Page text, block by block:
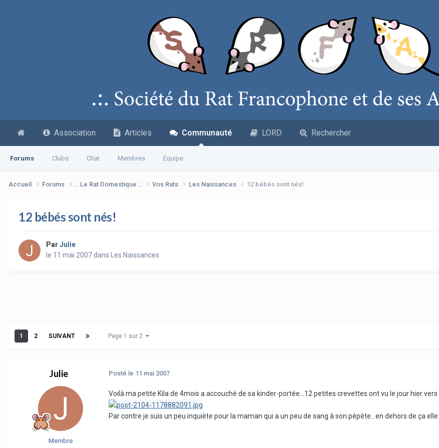
Association Articles Communauté
Forums Clubs Chat Membres Équipe
LORD Rechercher
Accueil Forums .: Le Rat Domestique :. Vos Rats Les Naissances 12 bébés sont nés!
12 bébés sont nés!
Par Julie
le 11 mai 2007dans Les Naissances
1 2 SUIVANT Page 1 sur 2
Julie
Membre
Posté le 11 mai 2007
Voilà ma petite Kila de 4mois a accouché de sa kinder-portée...12 petites crevettes ont vu le jour hier
Par contre je suis un peu inquiète pour la maman qui a un peu de sang à son pèpète...en dehors de ça